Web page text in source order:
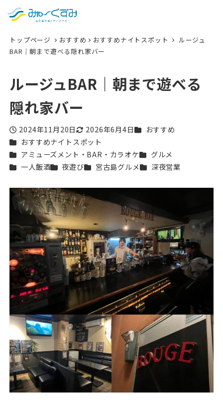
한국어
検索
トップページ おすすめ おすすめナイトスポット
ルージュ
BAR｜朝まで遊べる隠れ家バー
ルージュBAR｜朝まで遊べる
隠れ家バー
投稿日
2024年11月20日
更新日
2026年6月4日カテゴリー
おすすめ
カテゴリー
おすすめナイトスポット
カテゴリー
アミューズメント・BAR・カラオケカテゴリー
グルメ
カテゴリー
一人飯酒カテゴリー
夜遊びカテゴリー
宮古島グルメカテゴリー
深夜営業